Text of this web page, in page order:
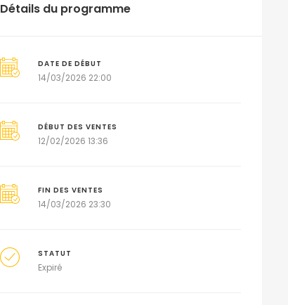
Détails du programme
DATE DE DÉBUT
14/03/2026 22:00
DÉBUT DES VENTES
12/02/2026 13:36
FIN DES VENTES
14/03/2026 23:30
STATUT
Expiré